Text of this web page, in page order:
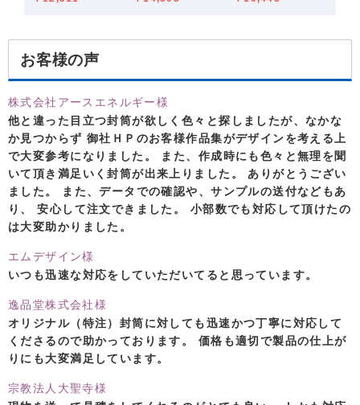
お客様の声
株式会社アースエネルギー様
他と違った目立つ封筒が欲しく色々と探しましたが、なかな
か見つからず 御社ＨＰのお客様作品集がデザインを考える上
で大変参考になりました。 また、作成時にも色々と無理を聞
いて頂き満足いく封筒が出来上りました。 ありがとうござい
ました。 また、データでの確認や、サンプルの送付などもあ
り、 安心して注文できました。 小部数でも対応して頂けたの
は大変助かりました。
エムデザイン様
いつも迅速な対応をしていただいてると思っています。
逸品堂株式会社様
オリジナル（特注）封筒に対しても迅速かつ丁寧に対応して
くださるので助かっております。 価格も適切で製品の仕上が
りにも大変満足しています。
宗教法人大聖寺様